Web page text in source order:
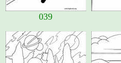
039